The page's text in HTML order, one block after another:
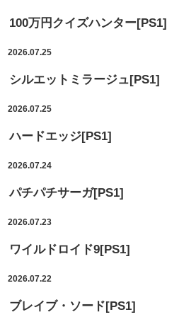
100万円クイズハンター[PS1]
2026.07.25
シルエットミラージュ[PS1]
2026.07.25
ハードエッジ[PS1]
2026.07.24
パチパチサーガ[PS1]
2026.07.23
ワイルドロイド9[PS1]
2026.07.22
ブレイブ・ソード[PS1]